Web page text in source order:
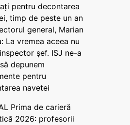
pentru decontarea
timp de peste un an
general, Marian
La vremea aceea nu
șef. ISJ ne-a
depunem
pentru
navetei
Prima de carieră
2026: profesorii